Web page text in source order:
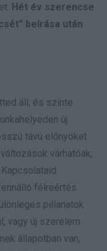
Hét év szerencse
beírása után
áll, és szinte
új
távú előnyöket
várhatóak,
félreértés
pillanatok
vagy új szerelem
állapotban van,